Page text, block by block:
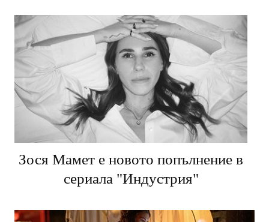
Зося Мамет е новото попълнение в
сериала "Индустрия"